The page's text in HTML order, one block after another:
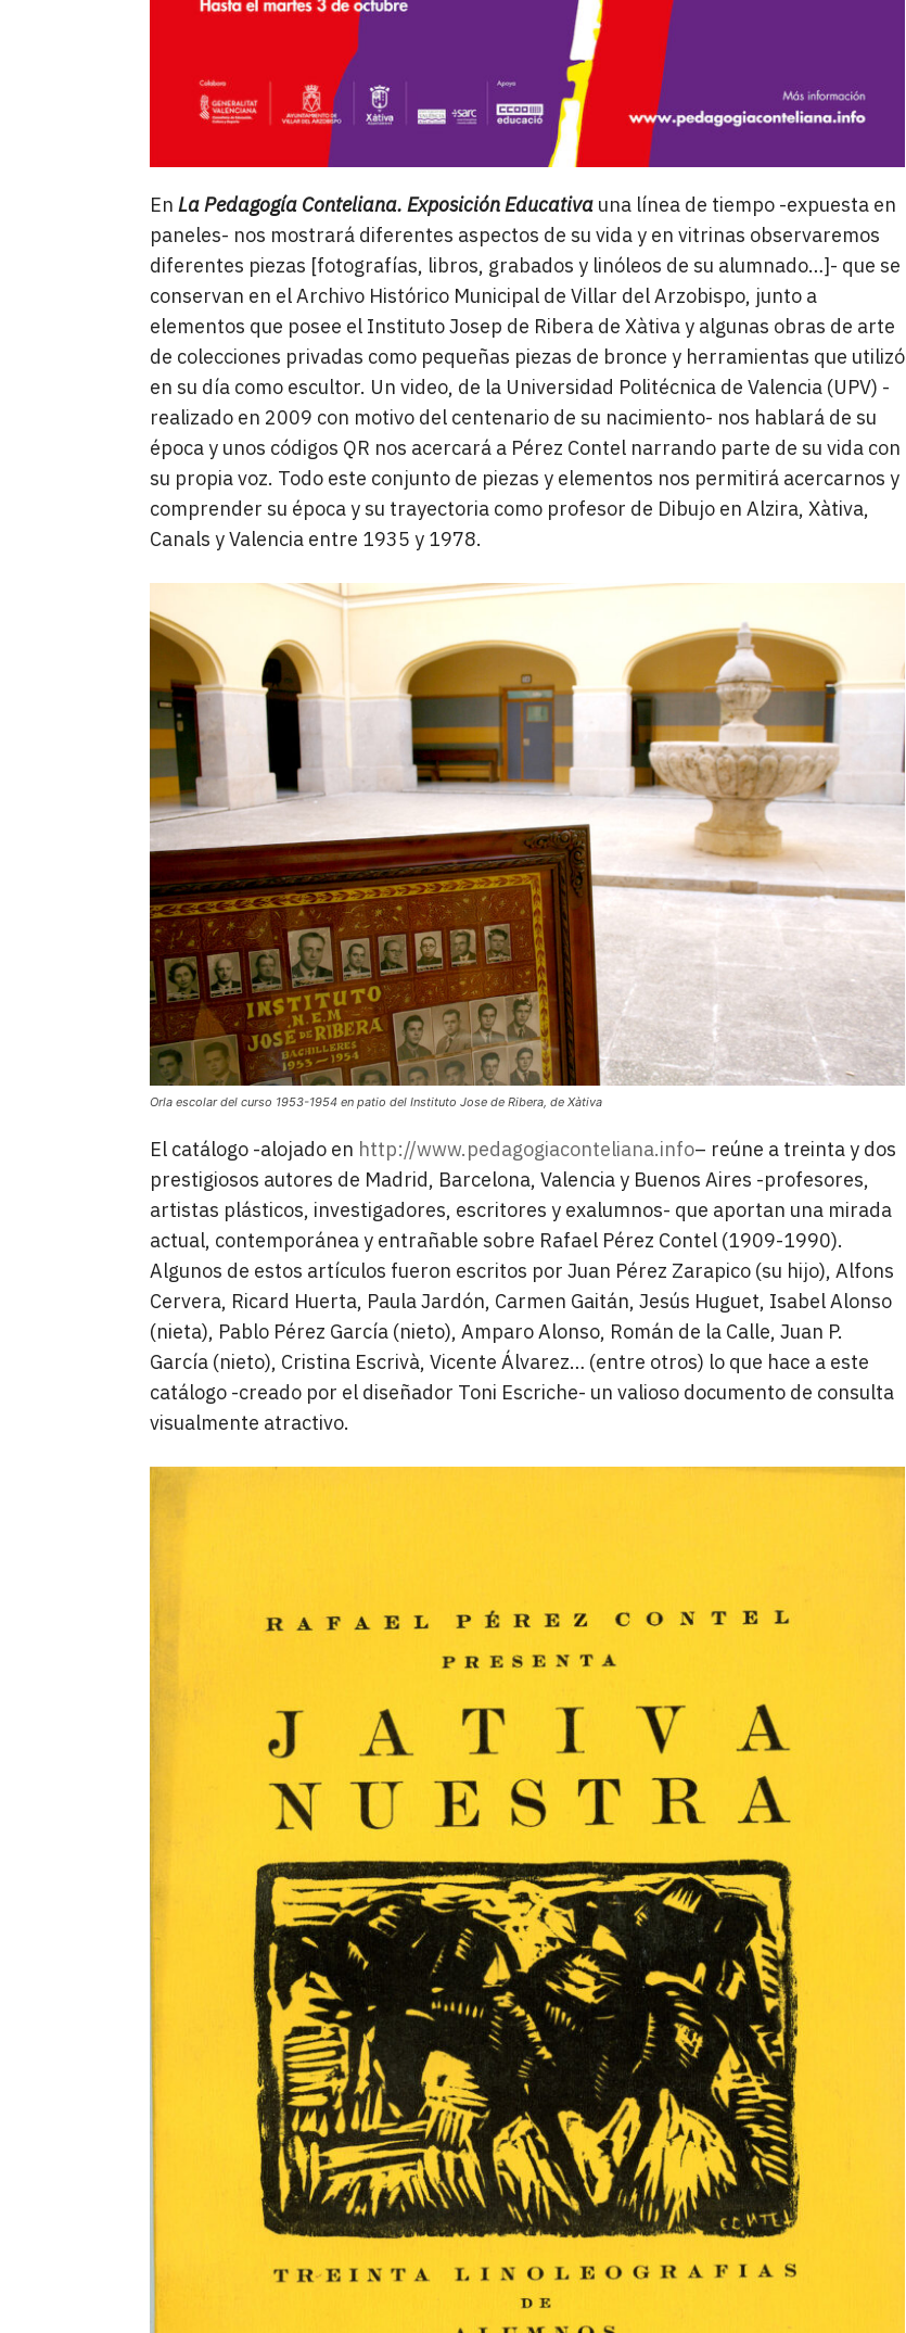
En La Pedagogía Conteliana. Exposición Educativa una línea de tiempo -expuesta en
paneles- nos mostrará diferentes aspectos de su vida y en vitrinas observaremos
diferentes piezas [fotografías, libros, grabados y linóleos de su alumnado…]- que se
conservan en el Archivo Histórico Municipal de Villar del Arzobispo, junto a
elementos que posee el Instituto Josep de Ribera de Xàtiva y algunas obras de arte
de colecciones privadas como pequeñas piezas de bronce y herramientas que utilizó
en su día como escultor. Un video, de la Universidad Politécnica de Valencia (UPV) -
realizado en 2009 con motivo del centenario de su nacimiento- nos hablará de su
época y unos códigos QR nos acercará a Pérez Contel narrando parte de su vida con
su propia voz. Todo este conjunto de piezas y elementos nos permitirá acercarnos y
comprender su época y su trayectoria como profesor de Dibujo en Alzira, Xàtiva,
Canals y Valencia entre 1935 y 1978.
Orla escolar del curso 1953-1954 en patio del Instituto Jose de Ribera, de Xàtiva
El catálogo -alojado en http://www.pedagogiaconteliana.info– reúne a treinta y dos
prestigiosos autores de Madrid, Barcelona, Valencia y Buenos Aires -profesores,
artistas plásticos, investigadores, escritores y exalumnos- que aportan una mirada
actual, contemporánea y entrañable sobre Rafael Pérez Contel (1909-1990).
Algunos de estos artículos fueron escritos por Juan Pérez Zarapico (su hijo), Alfons
Cervera, Ricard Huerta, Paula Jardón, Carmen Gaitán, Jesús Huguet, Isabel Alonso
(nieta), Pablo Pérez García (nieto), Amparo Alonso, Román de la Calle, Juan P.
García (nieto), Cristina Escrivà, Vicente Álvarez… (entre otros) lo que hace a este
catálogo -creado por el diseñador Toni Escriche- un valioso documento de consulta
visualmente atractivo.